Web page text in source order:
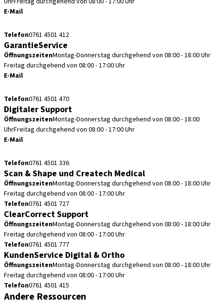
E-Mail
Telefon0761 4501 412
GarantieService
ÖffnungszeitenMontag-Donnerstag durchgehend von 08:00 - 18:00 Uhr
Freitag durchgehend von 08:00 - 17:00 Uhr
E-Mail
Telefon0761 4501 470
Digitaler Support
ÖffnungszeitenMontag-Donnerstag durchgehend von 08:00 - 18:00
UhrFreitag durchgehend von 08:00 - 17:00 Uhr
E-Mail
Telefon0761 4501 336
Scan & Shape und Createch Medical
ÖffnungszeitenMontag-Donnerstag durchgehend von 08:00 - 18:00 Uhr
Freitag durchgehend von 08:00 - 17:00 Uhr
Telefon0761 4501 727
ClearCorrect Support
ÖffnungszeitenMontag-Donnerstag durchgehend von 08:00 - 18:00 Uhr
Freitag durchgehend von 08:00 - 17:00 Uhr
Telefon0761 4501 777
KundenService Digital & Ortho
ÖffnungszeitenMontag-Donnerstag durchgehend von 08:00 - 18:00 Uhr
Freitag durchgehend von 08:00 - 17:00 Uhr
Telefon0761 4501 415
Andere Ressourcen